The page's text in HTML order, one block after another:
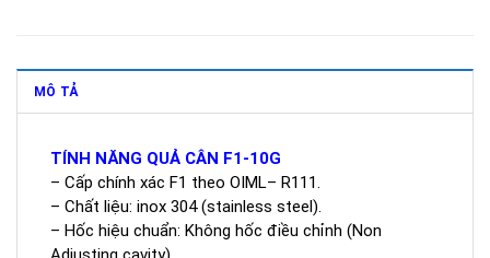
MÔ TẢ
TÍNH NĂNG QUẢ CÂN F1-10G
– Cấp chính xác F1 theo OIML– R111.
– Chất liệu: inox 304 (stainless steel).
– Hốc hiệu chuẩn: Không hốc điều chỉnh (Non